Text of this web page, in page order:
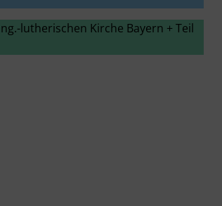
lutherischen Kirche Bayern + Teil